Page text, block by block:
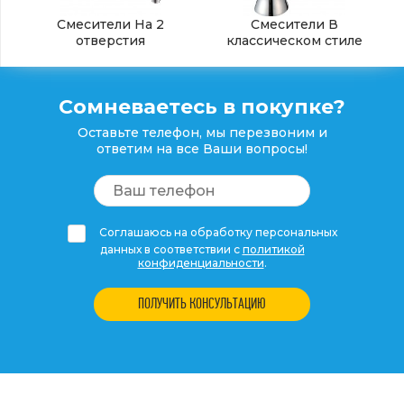
Смесители На 2
отверстия
Смесители В
классическом стиле
Сомневаетесь в покупке?
Оставьте телефон, мы перезвоним и
ответим на все Ваши вопросы!
Соглашаюсь на обработку персональных
данных в соответствии с политикой
конфиденциальности.
ПОЛУЧИТЬ КОНСУЛЬТАЦИЮ